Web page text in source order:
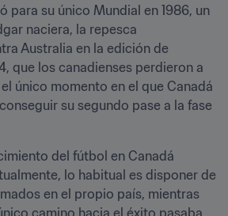
para su único Mundial en 1986, un
naciera, la repesca
Australia en la edición de
que los canadienses perdieron a
único momento en el que Canadá
su segundo pase a la fase
del fútbol en Canadá
lo habitual es disponer de
en el propio país, mientras
camino hacia el éxito pasaba